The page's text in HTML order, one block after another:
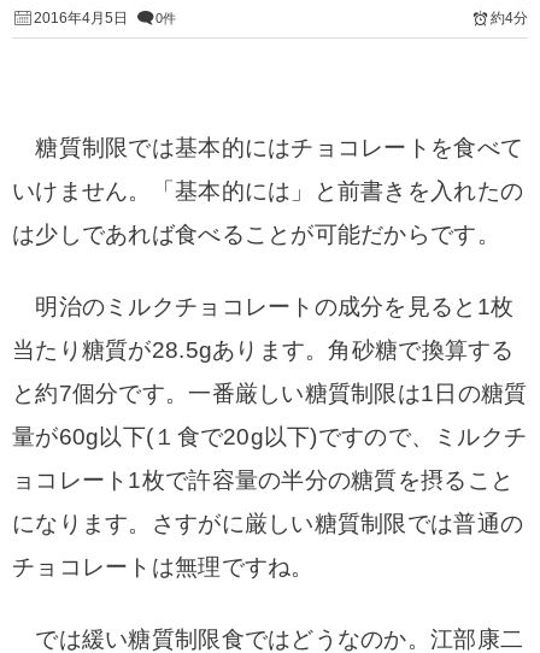
2016年4月5日 0件 約4分
糖質制限では基本的にはチョコレートを食べて
いけません。「基本的には」と前書きを入れたの
は少しであれば食べることが可能だからです。
明治のミルクチョコレートの成分を見ると1枚
当たり糖質が28.5gあります。角砂糖で換算する
と約7個分です。一番厳しい糖質制限は1日の糖質
量が60g以下(１食で20g以下)ですので、ミルクチ
ョコレート1枚で許容量の半分の糖質を摂ること
になります。さすがに厳しい糖質制限では普通の
チョコレートは無理ですね。
では緩い糖質制限食ではどうなのか。江部康二